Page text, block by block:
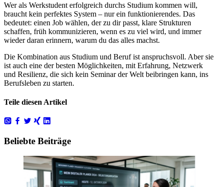
Wer als Werkstudent erfolgreich durchs Studium kommen will,
braucht kein perfektes System – nur ein funktionierendes. Das
bedeutet: einen Job wählen, der zu dir passt, klare Strukturen
schaffen, früh kommunizieren, wenn es zu viel wird, und immer
wieder daran erinnern, warum du das alles machst.
Die Kombination aus Studium und Beruf ist anspruchsvoll. Aber sie
ist auch eine der besten Möglichkeiten, mit Erfahrung, Netzwerk
und Resilienz, die sich kein Seminar der Welt beibringen kann, ins
Berufsleben zu starten.
Teile diesen Artikel
Beliebte Beiträge